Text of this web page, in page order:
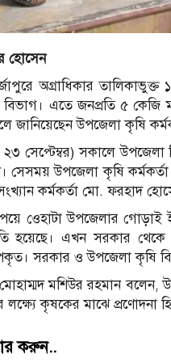
হোসেন
অগ্রাধিকার
এতে জনপ্রতি ৫
জানিয়েছেন উপজেলা কৃষি
সেপ্টেম্বর) সকালে উপজেলা
সেসময় উপজেলা কৃষি
কর্মকর্তা মো. ফরহাদ
ওেহাটা উপজেলার গোড়াই
হয়েছে। এখন সরকার
সরকার ও উপজেলা কৃষি
মোহাম্মদ মশিউর রহমান
লক্ষ্যে কৃষকের মাঝে
করুন..